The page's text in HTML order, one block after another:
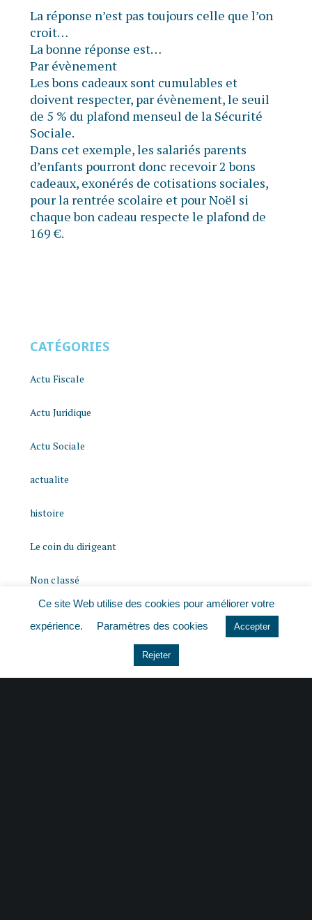
La réponse n’est pas toujours celle que l’on
croit…
La bonne réponse est…
Par évènement
Les bons cadeaux sont cumulables et
doivent respecter, par évènement, le seuil
de 5 % du plafond menseul de la Sécurité
Sociale.
Dans cet exemple, les salariés parents
d’enfants pourront donc recevoir 2 bons
cadeaux, exonérés de cotisations sociales,
pour la rentrée scolaire et pour Noël si
chaque bon cadeau respecte le plafond de
169 €.
CATÉGORIES
Actu Fiscale
Actu Juridique
Actu Sociale
actualite
histoire
Le coin du dirigeant
Non classé
Ce site Web utilise des cookies pour améliorer votre
expérience.
Paramètres des cookies Accepter
Rejeter